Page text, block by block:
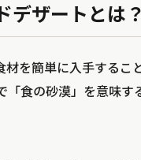
デザートとは？
材を簡単に入手するこ
「食の砂漠」を意味す